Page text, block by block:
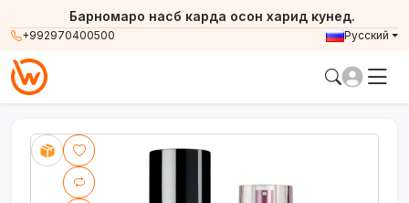
+992970400500
Барномаро насб карда осон харид кунед.
Русский